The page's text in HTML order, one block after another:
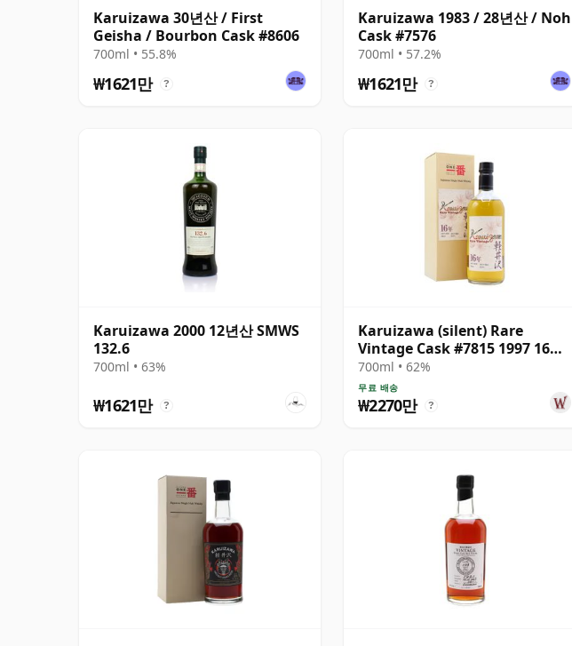
Karuizawa 30년산 / First
Geisha / Bourbon Cask #8606
700ml • 55.8%
₩1621만 ?
Karuizawa 1983 / 28년산 / Noh
Cask #7576
700ml • 57.2%
₩1621만 ?
Karuizawa 2000 12년산 SMWS
132.6
700ml • 63%
₩1621만 ?
Karuizawa (silent) Rare
Vintage Cask #7815 1997 16년
산
700ml • 62%
무료 배송
₩2270만 ?